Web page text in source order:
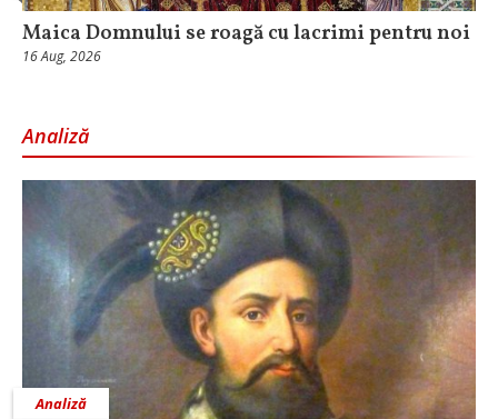
Maica Domnului se roagă cu lacrimi pentru noi
16 Aug, 2026
Analiză
Analiză